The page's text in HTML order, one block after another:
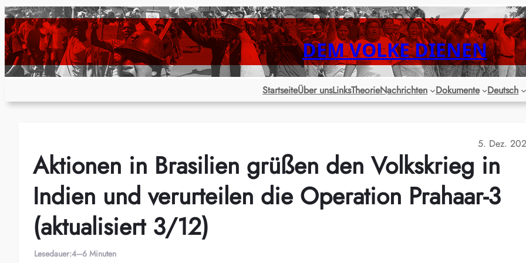
Zum
Inhalt
springen
DEM VOLKE DIENEN
StartseiteÜber unsLinksTheorieNachrichten Dokumente Deutsch
5. Dez.
Aktionen in Brasilien grüßen den Volkskrieg in
Indien und verurteilen die Operation Prahaar-3
(aktualisiert 3/12)
Lesedauer:4–6 Minuten